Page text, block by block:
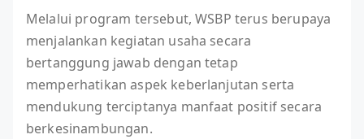
Melalui program tersebut, WSBP terus berupaya
menjalankan kegiatan usaha secara
bertanggung jawab dengan tetap
memperhatikan aspek keberlanjutan serta
mendukung terciptanya manfaat positif secara
berkesinambungan.